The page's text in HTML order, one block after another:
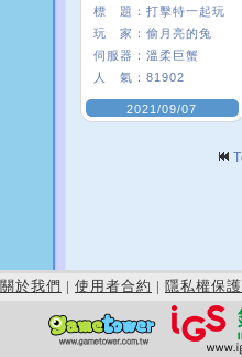
標 題： 打擊特一起玩
玩 家： 偷月亮的兔
伺服器： 溫柔巨蟹
人 氣： 81902
2021/09/07
關於我們 | 使用者合約 | 隱私權保護